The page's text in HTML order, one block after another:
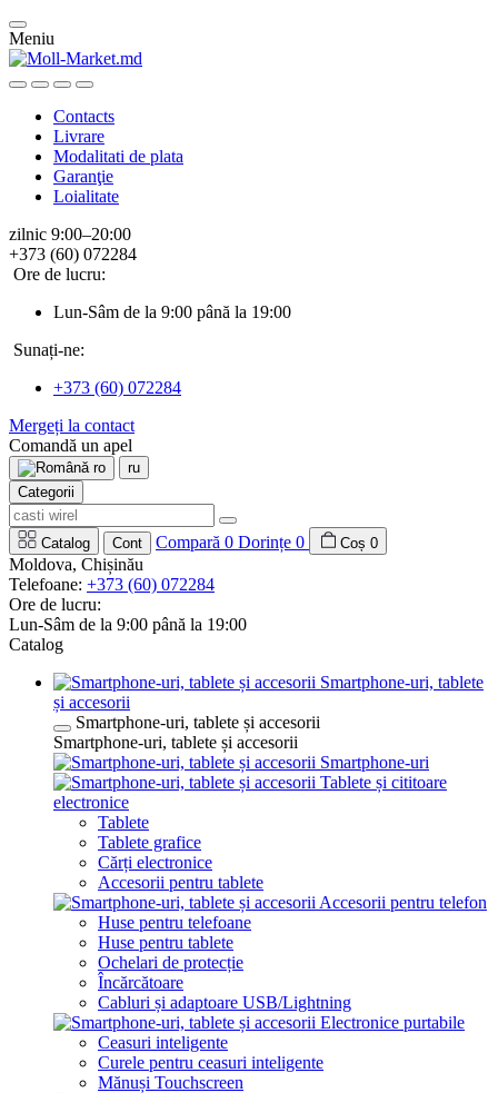
Meniu
Contacts
Livrare
Modalitati de plata
Garanţie
Loialitate
zilnic 9:00–20:00
+373 (60) 072284
Ore de lucru:
Lun-Sâm de la 9:00 până la 19:00
Sunați-ne:
+373 (60) 072284
Mergeți la contact
Comandă un apel
ro
ru
Categorii
Catalog Cont Compară 0 Dorințe 0 Coș 0
Moldova, Chișinău
Telefoane: +373 (60) 072284
Ore de lucru:
Lun-Sâm de la 9:00 până la 19:00
Catalog
Smartphone-uri, tablete
și accesorii
Smartphone-uri, tablete și accesorii
Smartphone-uri, tablete și accesorii
Smartphone-uri
Tablete și cititoare
electronice
Tablete
Tablete grafice
Cărți electronice
Accesorii pentru tablete
Accesorii pentru telefon
Huse pentru telefoane
Huse pentru tablete
Ochelari de protecție
Încărcătoare
Cabluri și adaptoare USB/Lightning
Electronice purtabile
Ceasuri inteligente
Curele pentru ceasuri inteligente
Mănuși Touchscreen